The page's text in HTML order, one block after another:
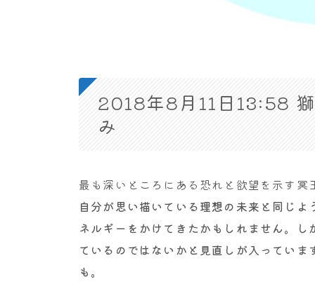
2018年8月11日13:58
み
最も深いところにある恐れと欲望を示す冥
自分が思い描いている理想の未来と同じ
ネルギーをかけてきたかもしれません。
ているのではないかと見直しが入ってい
も。